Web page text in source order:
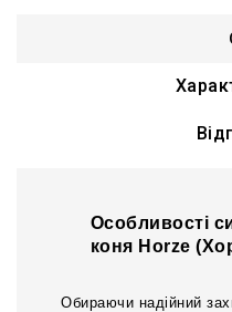
Особливості
коня Horze
Обираючи надійний